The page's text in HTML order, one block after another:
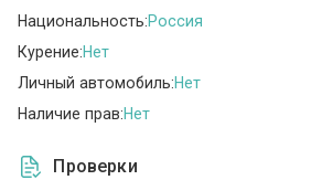
Национальность:Россия
Курение:Нет
Личный автомобиль:Нет
Наличие прав:Нет
Проверки